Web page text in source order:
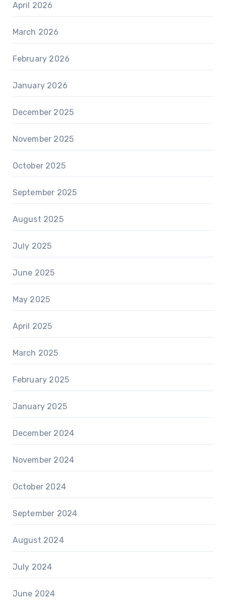
April 2026
March 2026
February 2026
January 2026
December 2025
November 2025
October 2025
September 2025
August 2025
July 2025
June 2025
May 2025
April 2025
March 2025
February 2025
January 2025
December 2024
November 2024
October 2024
September 2024
August 2024
July 2024
June 2024